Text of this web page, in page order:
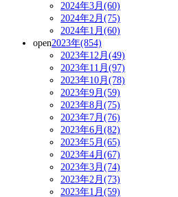
2024年3月(60)
2024年2月(75)
2024年1月(60)
open2023年(854)
2023年12月(49)
2023年11月(97)
2023年10月(78)
2023年9月(59)
2023年8月(75)
2023年7月(76)
2023年6月(82)
2023年5月(65)
2023年4月(67)
2023年3月(74)
2023年2月(73)
2023年1月(59)